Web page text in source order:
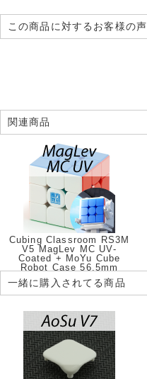
この商品に対するお客様の声
関連商品
Cubing Classroom RS3M
V5 MagLev MC UV-
Coated + MoYu Cube
Robot Case 56.5mm
一緒に購入されてる商品